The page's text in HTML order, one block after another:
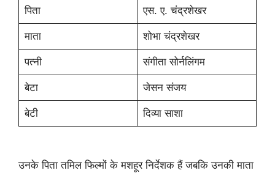
पिता एस. ए. चंद्रशेखर
माता शोभा चंद्रशेखर
पत्नी संगीता सोर्नलिंगम
बेटा जेसन संजय
बेटी दिव्या साशा
उनके पिता तमिल फिल्मों के मशहूर निर्देशक हैं जबकि उनकी माता